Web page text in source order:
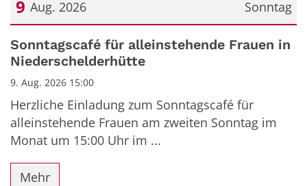
Sonntag
9 Aug. 2026
Datum: 9. August 2026
Sonntagscafé für alleinstehende Frauen in
Niederschelderhütte
9. Aug. 2026 15:00
Herzliche Einladung zum Sonntagscafé für
alleinstehende Frauen am zweiten Sonntag im
Monat um 15:00 Uhr im ...
Mehr